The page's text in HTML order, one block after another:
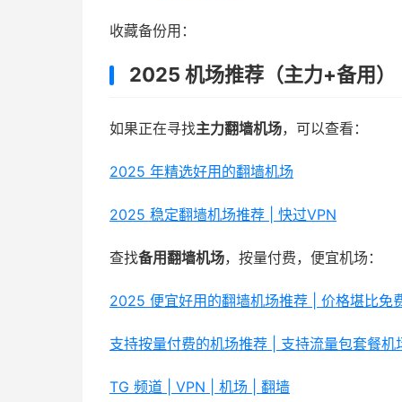
收藏备份用：
2025 机场推荐（主力+备用）
如果正在寻找主力翻墙机场，可以查看：
2025 年精选好用的翻墙机场
2025 稳定翻墙机场推荐 | 快过VPN
查找备用翻墙机场，按量付费，便宜机场：
2025 便宜好用的翻墙机场推荐 | 价格堪比免
支持按量付费的机场推荐 | 支持流量包套餐机
TG 频道 | VPN | 机场 | 翻墙